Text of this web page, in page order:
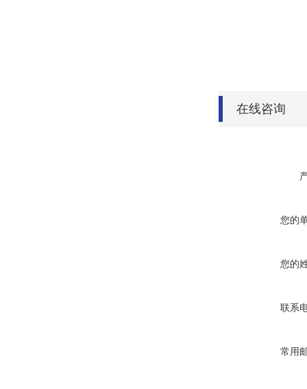
在线咨询
您的
您的
联系
常用